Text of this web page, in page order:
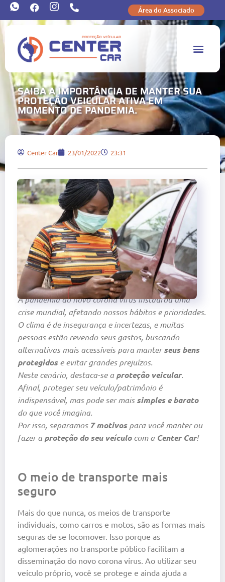
Área do Associado
SAIBA A IMPORTÂNCIA DE MANTER SUA
PROTEÇÃO VEICULAR ATIVA EM
MOMENTO DE PANDEMIA.
Center Car 23/01/2022 23:31
A pandemia do novo corona vírus instaurou uma
crise mundial, afetando nossos hábitos e prioridades.
O clima é de insegurança e incertezas, e muitas
pessoas estão revendo seus gastos, buscando
alternativas mais acessíveis para manterseus bens
protegidose evitar grandes prejuízos.
Neste cenário, destaca-se aproteção veicular.
Afinal, proteger seu veículo/patrimônio é
indispensável, mas pode ser maissimples e barato
do que você imagina.
Por isso, separamos 7 motivospara você manter ou
fazer aproteção do seu veículocom a Center Car!
O meio de transporte mais
seguro
Mais do que nunca, os meios de transporte
individuais, como carros e motos, são as formas mais
seguras de se locomover. Isso porque as
aglomerações no transporte público facilitam a
disseminação do novo corona vírus. Ao utilizar seu
veículo próprio, você se protege e ainda ajuda a